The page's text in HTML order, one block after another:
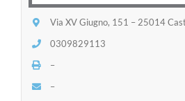
Via XV Giugno, 151 – 25014
0309829113
–
–